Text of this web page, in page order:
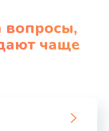
вопросы,
чаще